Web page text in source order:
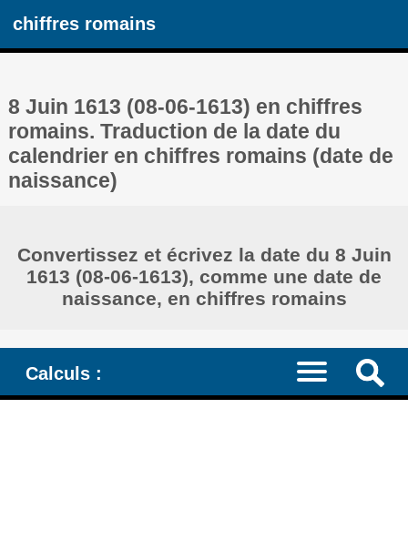
chiffres romains
8 Juin 1613 (08-06-1613) en chiffres
romains. Traduction de la date du
calendrier en chiffres romains (date de
naissance)
Convertissez et écrivez la date du 8 Juin
1613 (08-06-1613), comme une date de
naissance, en chiffres romains
Calculs :